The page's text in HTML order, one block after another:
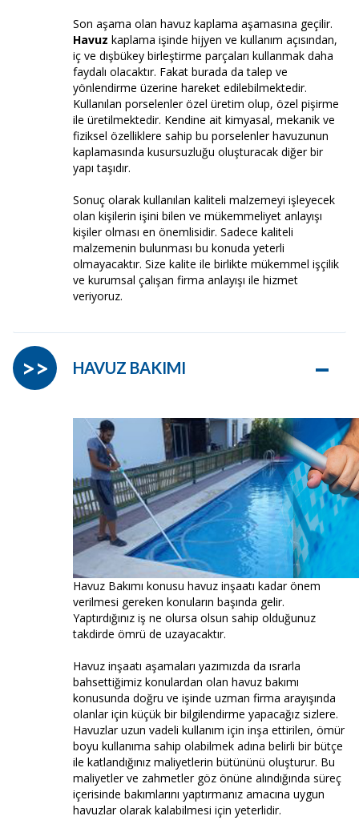
Son aşama olan havuz kaplama aşamasına geçilir.
Havuz kaplama işinde hijyen ve kullanım açısından,
iç ve dışbükey birleştirme parçaları kullanmak daha
faydalı olacaktır. Fakat burada da talep ve
yönlendirme üzerine hareket edilebilmektedir.
Kullanılan porselenler özel üretim olup, özel pişirme
ile üretilmektedir. Kendine ait kimyasal, mekanik ve
fiziksel özelliklere sahip bu porselenler havuzunun
kaplamasında kusursuzluğu oluşturacak diğer bir
yapı taşıdır.
Sonuç olarak kullanılan kaliteli malzemeyi işleyecek
olan kişilerin işini bilen ve mükemmeliyet anlayışı
kişiler olması en önemlisidir. Sadece kaliteli
malzemenin bulunması bu konuda yeterli
olmayacaktır. Size kalite ile birlikte mükemmel işçilik
ve kurumsal çalışan firma anlayışı ile hizmet
veriyoruz.
HAVUZ BAKIMI –
>>
Havuz Bakımı konusu havuz inşaatı kadar önem
verilmesi gereken konuların başında gelir.
Yaptırdığınız iş ne olursa olsun sahip olduğunuz
takdirde ömrü de uzayacaktır.
Havuz inşaatı aşamaları yazımızda da ısrarla
bahsettiğimiz konulardan olan havuz bakımı
konusunda doğru ve işinde uzman firma arayışında
olanlar için küçük bir bilgilendirme yapacağız sizlere.
Havuzlar uzun vadeli kullanım için inşa ettirilen, ömür
boyu kullanıma sahip olabilmek adına belirli bir bütçe
ile katlandığınız maliyetlerin bütününü oluşturur. Bu
maliyetler ve zahmetler göz önüne alındığında süreç
içerisinde bakımlarını yaptırmanız amacına uygun
havuzlar olarak kalabilmesi için yeterlidir.